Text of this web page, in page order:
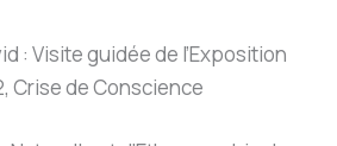
: Visite guidée de l’Exposition
Crise de Conscience